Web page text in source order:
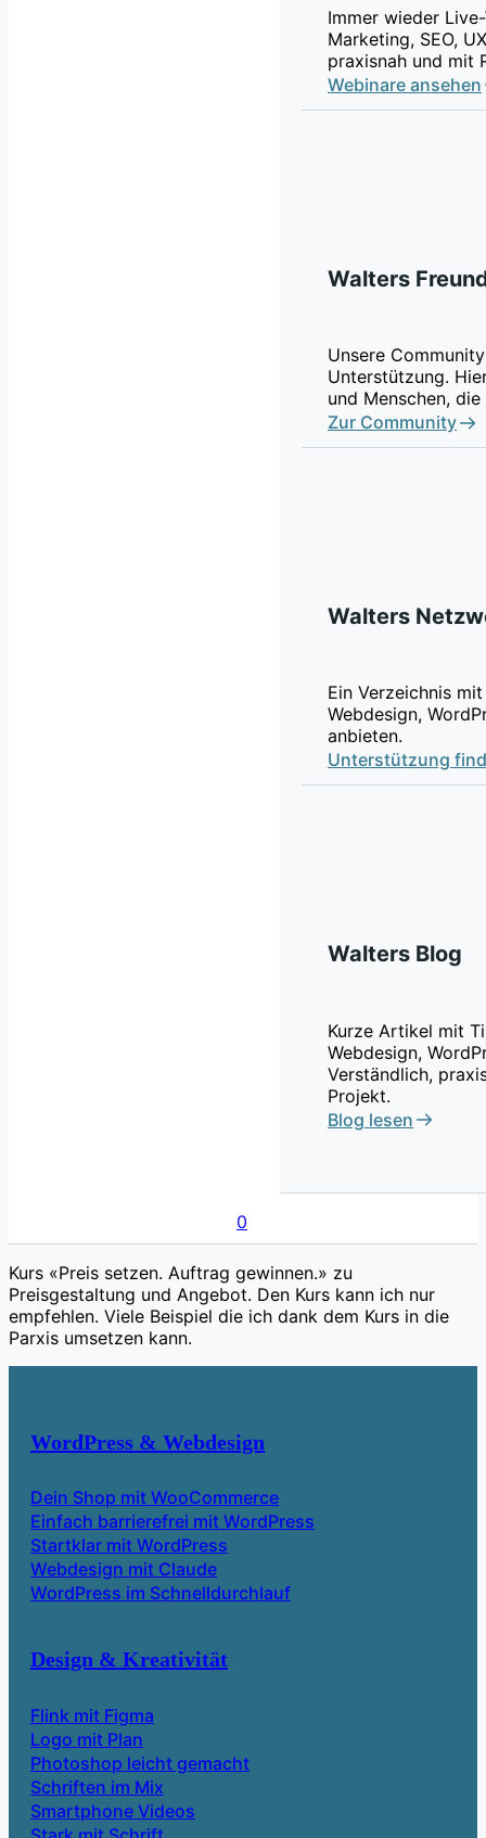
Immer wieder
Marketing, SEO,
praxisnah und mit
Webinare ansehen
Walters
Unsere
Unterstützung.
und Menschen,
Zur Community
Walters
Ein Verzeichnis
Webdesign,
anbieten.
Unterstützung
Walters Blog
Kurze Artikel mit
Webdesign,
Verständlich,
Projekt.
Blog lesen
0
Kurs «Preis setzen. Auftrag gewinnen.» zu
Preisgestaltung und Angebot. Den Kurs kann ich nur
empfehlen. Viele Beispiel die ich dank dem Kurs in die
Parxis umsetzen kann.
WordPress & Webdesign
Dein Shop mit WooCommerce
Einfach barrierefrei mit WordPress
Startklar mit WordPress
Webdesign mit Claude
WordPress im Schnelldurchlauf
Design & Kreativität
Flink mit Figma
Logo mit Plan
Photoshop leicht gemacht
Schriften im Mix
Smartphone Videos